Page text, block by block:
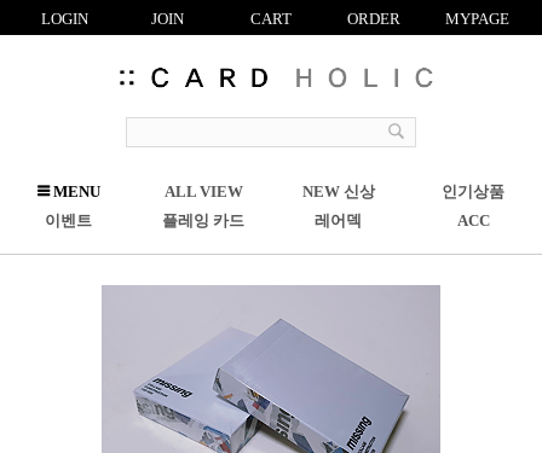
LOGIN JOIN CART ORDER MYPAGE
R
CMENU ALL VIEW NEW 신상
인기상품
이벤트
플레잉 카드 레어덱 ACC